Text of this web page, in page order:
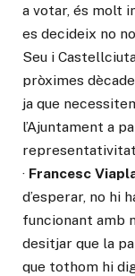
a votar, és molt
es decideix no
Seu i
pròximes
ja que
l’Ajuntament a
· Francesc
d’esperar, no hi
funcionant amb
desitjar que la
que tothom hi